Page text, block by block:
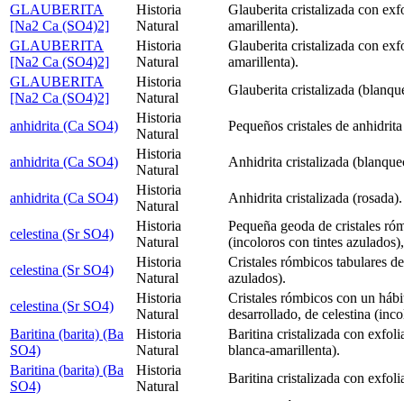
GLAUBERITA
[Na2 Ca (SO4)2]
Historia
Natural
Glauberita cristalizada con
amarillenta).
GLAUBERITA
[Na2 Ca (SO4)2]
Historia
Natural
Glauberita cristalizada con
amarillenta).
GLAUBERITA
[Na2 Ca (SO4)2]
Historia
Natural
Glauberita cristalizada
anhidrita (Ca SO4)
Historia
Natural
Pequeños cristales de
anhidrita (Ca SO4)
Historia
Natural
Anhidrita cristalizada
anhidrita (Ca SO4)
Historia
Natural
Anhidrita cristalizada (rosada).
celestina (Sr SO4)
Historia
Natural
Pequeña geoda de cristales
(incoloros con tintes
celestina (Sr SO4)
Historia
Natural
Cristales rómbicos tabulares
azulados).
celestina (Sr SO4)
Historia
Natural
Cristales rómbicos con un
desarrollado, de celestina
Baritina (barita) (Ba
SO4)
Historia
Natural
Baritina cristalizada con
blanca-amarillenta).
Baritina (barita) (Ba
SO4)
Historia
Natural
Baritina cristalizada con